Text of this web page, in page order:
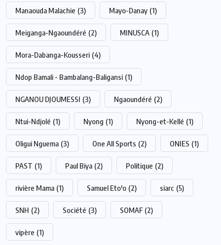
Manaouda Malachie (3) Mayo-Danay (1)
Meiganga-Ngaoundéré (2) MINUSCA (1)
Mora-Dabanga-Kousseri (4)
Ndop Bamali - Bambalang-Baligansi (1)
NGANOU DJOUMESSI (3) Ngaoundéré (2)
Ntui-Ndjolé (1) Nyong (1) Nyong-et-Kellé (1)
Oligui Nguema (3) One All Sports (2) ONIES (1)
PAST (1) Paul Biya (2) Politique (2)
rivière Mama (1) Samuel Eto'o (2) siarc (5)
SNH (2) Société (3) SOMAF (2)
vipère (1)